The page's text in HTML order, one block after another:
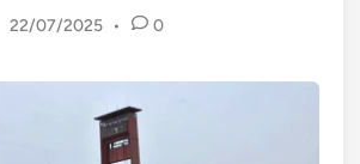
22/07/2025 • 0